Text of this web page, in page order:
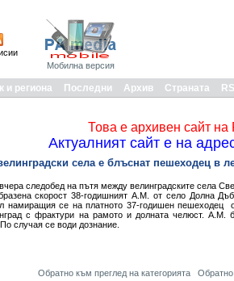
Мобилна версия
и региона Последни Архив Страната
Това е архивен сайт на
Актуалният сайт е на
села е блъснат пешеходец в
следобед на пътя между велинградските села
скорост 38-годишният А.М. от село Долна
намиращия се на платното 37-годишен пешеходец
с фрактури на рамото и долната челюст. А.М.
случая се води дознание.
Обратно към преглед на категорията
Обратно